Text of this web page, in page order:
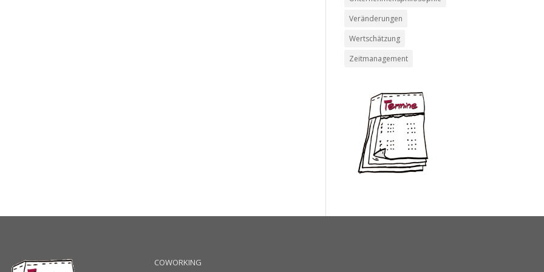
Veränderungen
Wertschätzung
Zeitmanagement
COWORKING